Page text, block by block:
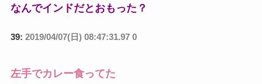
なんでインドだとおもった？
39: 2019/04/07(日) 08:47:31.97 0
左手でカレー食ってた